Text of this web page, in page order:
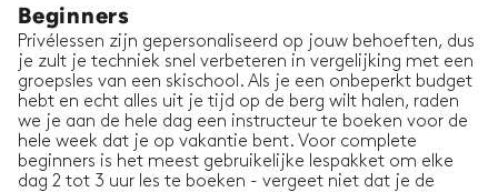
Beginners
Privélessen zijn gepersonaliseerd op jouw behoeften, dus
je zult je techniek snel verbeteren in vergelijking met een
groepsles van een skischool. Als je een onbeperkt budget
hebt en echt alles uit je tijd op de berg wilt halen, raden
we je aan de hele dag een instructeur te boeken voor de
hele week dat je op vakantie bent. Voor complete
beginners is het meest gebruikelijke lespakket om elke
dag 2 tot 3 uur les te boeken - vergeet niet dat je de